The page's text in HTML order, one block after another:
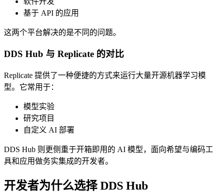
基于 API 的应用
这两个平台解决的是不同的问题。
DDS Hub 与 Replicate 的对比
Replicate 提供了一种便捷的方式来运行大量开源机器学习模
型。它常用于：
模型实验
研究项目
自定义 AI 部署
DDS Hub 则更侧重于开箱即用的 AI 模型，面向希望与编码工
具和应用做务实集成的开发者。
开发者为什么选择 DDS Hub